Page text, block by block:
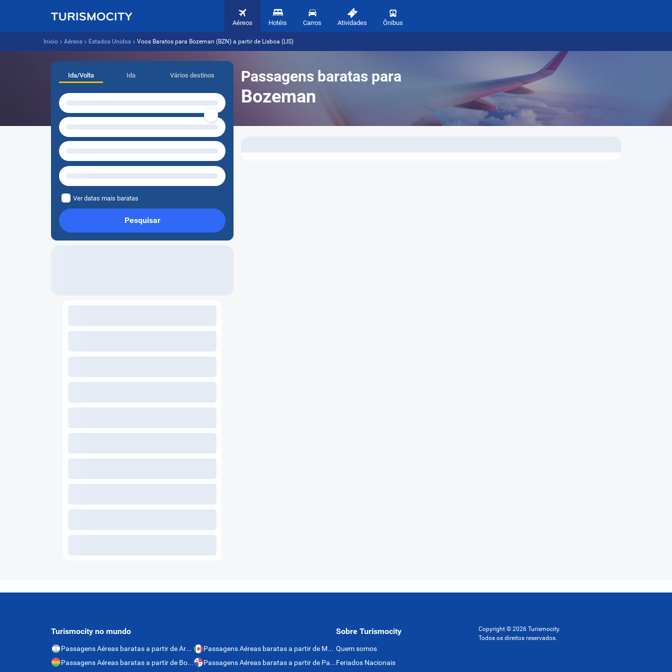
Aéreos Hotéis Carros Atividades Ônibus
Inicio Aéreos Estados Unidos Voos Baratos para Bozeman (BZN) a partir de Lisboa (LIS)
Passagens baratas para
Bozeman
Ida/Volta Ida Vários destinos
Ver datas mais baratas
Pesquisar
Turismocity no mundo
Passagens Aéreas baratas a partir de Argentina
Passagens Aéreas baratas a partir de Bolívia
Passagens Aéreas baratas a partir de México
Passagens Aéreas baratas a partir de Panamá
Sobre Turismocity
Quem somos
Feriados Nacionais
Copyright © 2026 Turismocity.
Todos os direitos reservados.